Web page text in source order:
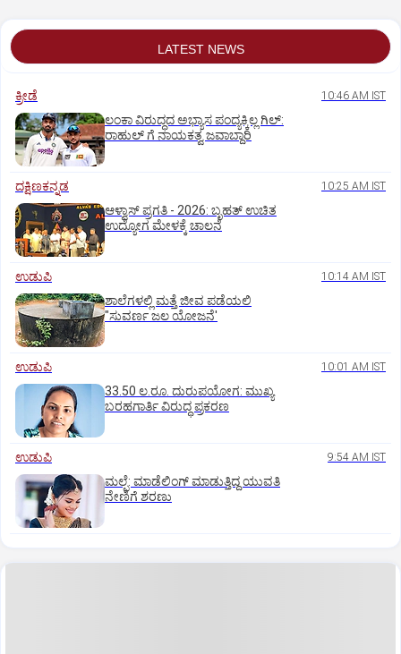
LATEST NEWS
ಕ್ರೀಡೆ 10:46 AM IST
ಲಂಕಾ ವಿರುದ್ಧದ ಅಭ್ಯಾಸ ಪಂದ್ಯಕ್ಕಿಲ್ಲ ಗಿಲ್:‌
ರಾಹುಲ್‌ ಗೆ ನಾಯಕತ್ವ ಜವಾಬ್ದಾರಿ
ದಕ್ಷಿಣಕನ್ನಡ 10:25 AM IST
ಆಳ್ವಾಸ್‌ ಪ್ರಗತಿ - 2026: ಬೃಹತ್ ಉಚಿತ
ಉದ್ಯೋಗ ಮೇಳಕ್ಕೆ ಚಾಲನೆ
ಉಡುಪಿ 10:14 AM IST
ಶಾಲೆಗಳಲ್ಲಿ ಮತ್ತೆ ಜೀವ ಪಡೆಯಲಿ
"ಸುವರ್ಣ ಜಲ ಯೋಜನೆ'
ಉಡುಪಿ 10:01 AM IST
33.50 ಲ.ರೂ. ದುರುಪಯೋಗ: ಮುಖ್ಯ
ಬರಹಗಾರ್ತಿ ವಿರುದ್ಧ ಪ್ರಕರಣ
ಉಡುಪಿ 9:54 AM IST
ಮಲ್ಪೆ: ಮಾಡೆಲಿಂಗ್ ಮಾಡುತ್ತಿದ್ದ ಯುವತಿ
ನೇಣಿಗೆ ಶರಣು